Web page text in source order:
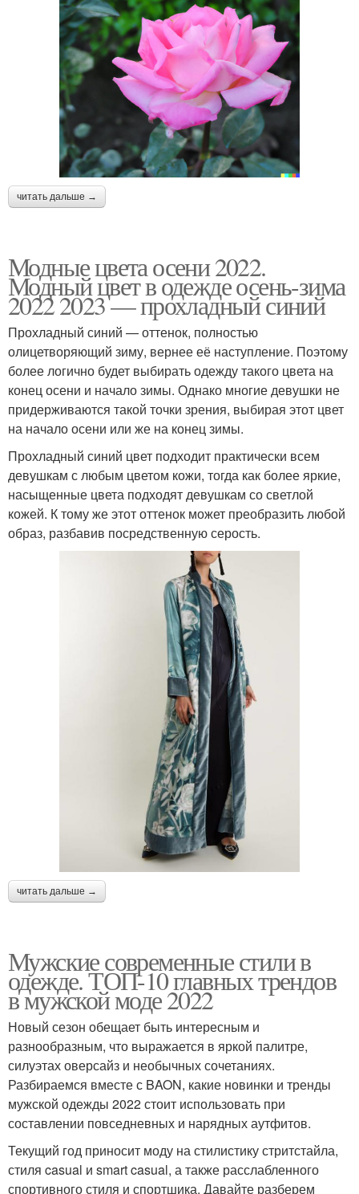
читать дальше →
Модные цвета осени 2022.
Модный цвет в одежде осень-зима
2022 2023 — прохладный синий
Прохладный синий — оттенок, полностью
олицетворяющий зиму, вернее её наступление. Поэтому
более логично будет выбирать одежду такого цвета на
конец осени и начало зимы. Однако многие девушки не
придерживаются такой точки зрения, выбирая этот цвет
на начало осени или же на конец зимы.
Прохладный синий цвет подходит практически всем
девушкам с любым цветом кожи, тогда как более яркие,
насыщенные цвета подходят девушкам со светлой
кожей. К тому же этот оттенок может преобразить любой
образ, разбавив посредственную серость.
читать дальше →
Мужские современные стили в
одежде. ТОП-10 главных трендов
в мужской моде 2022
Новый сезон обещает быть интересным и
разнообразным, что выражается в яркой палитре,
силуэтах оверсайз и необычных сочетаниях.
Разбираемся вместе с BAON, какие новинки и тренды
мужской одежды 2022 стоит использовать при
составлении повседневных и нарядных аутфитов.
Текущий год приносит моду на стилистику стритстайла,
стиля casual и smart casual, а также расслабленного
спортивного стиля и спортшика. Давайте разберем